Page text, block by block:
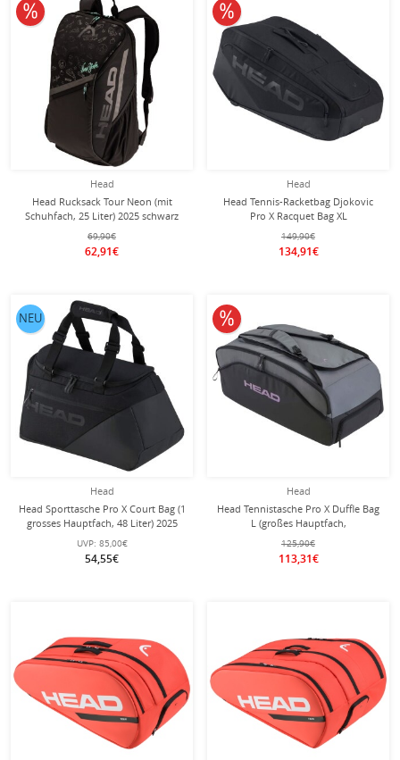
Head
Head Rucksack Tour Neon (mit
Schuhfach, 25 Liter) 2025 schwarz
69,90€
62,91€
10% reduziert
Head
Head Tennis-Racketbag Djokovic
Pro X Racquet Bag XL
(Schlägertasche, 3 Hauptfächer) 2025
schwarz 12er
149,90€
134,91€
10% reduziert
Head
Head Sporttasche Pro X Court Bag (1
grosses Hauptfach, 48 Liter) 2025
schwarz
UVP: 85,00€
54,55€
NEU
Head
Head Tennistasche Pro X Duffle Bag
L (großes Hauptfach,
Schläger+Schuhfach) 2025
schwarz/dunkelgrau
125,90€
113,31€
10% reduziert